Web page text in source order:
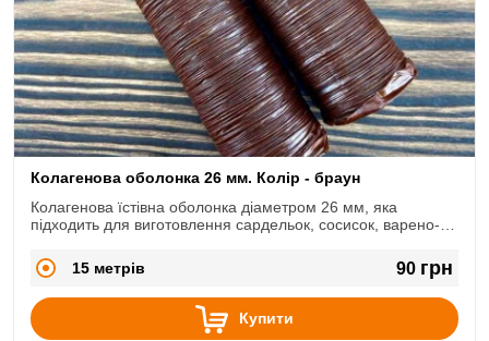
Колагенова оболонка 26 мм. Колір - браун
Колагенова їстівна оболонка діаметром 26 мм, яка
підходить для виготовлення сардельок, сосисок, варено-
15 метрів
90 грн
Купити